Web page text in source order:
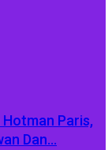
Paris,
Dan…